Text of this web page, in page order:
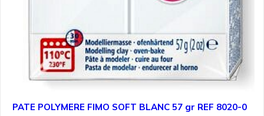
PATE POLYMERE FIMO SOFT BLANC 57 gr REF 8020-0